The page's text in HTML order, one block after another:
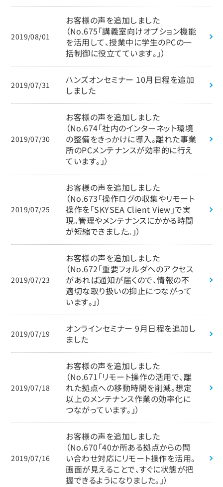
2019/08/01
お客様の声を追加しました
（No.675「講義室向けオプション機能
を活用して、授業中に学生のPCの一
括制御に役立てています。」）
2019/07/31
ハンズオンセミナー 10月日程を追加
しました
2019/07/30
お客様の声を追加しました
（No.674「社内のインターネット環境
の整備をきっかけに導入。離れた事業
所のPCメンテナンスが効率的に行え
ています。」）
2019/07/25
お客様の声を追加しました
（No.673「操作ログの収集やリモート
操作を「SKYSEA Client View」で実
現。管理やメンテナンスにかかる時間
が短縮できました。」）
2019/07/23
お客様の声を追加しました
（No.672「重要フォルダへのアクセス
があれば通知が届くので、情報の不
適切な取り扱いの抑止につながって
います。」）
2019/07/19
オンラインセミナー 9月日程を追加し
ました
2019/07/18
お客様の声を追加しました
（No.671「リモート操作の活用で、離
れた拠点への移動時間を削減。想定
以上のメンテナンス作業の効率化に
つながっています。」）
2019/07/16
お客様の声を追加しました
（No.670「40か所ある拠点からの問
い合わせ対応にリモート操作を活用。
画面が見えることで、すぐに状態が把
握できるようになりました。」）